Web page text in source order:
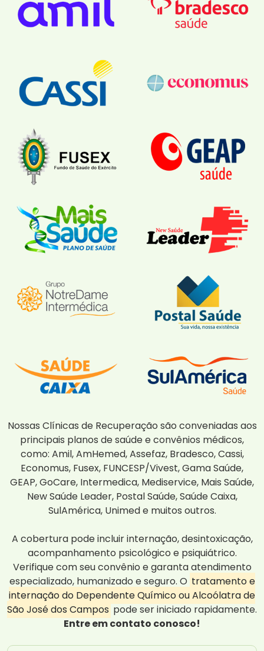
Nossas Clínicas de Recuperação são conveniadas aos
principais planos de saúde e convênios médicos,
como: Amil, AmHemed, Assefaz, Bradesco, Cassi,
Economus, Fusex, FUNCESP/Vivest, Gama Saúde,
GEAP, GoCare, Intermedica, Mediservice, Mais Saúde,
New Saúde Leader, Postal Saúde, Saúde Caixa,
SulAmérica, Unimed e muitos outros.
A cobertura pode incluir internação, desintoxicação,
acompanhamento psicológico e psiquiátrico.
Verifique com seu convênio e garanta atendimento
especializado, humanizado e seguro. O tratamento e
internação do Dependente Químico ou Alcoólatra de
São José dos Campos pode ser iniciado rapidamente.
Entre em contato conosco!